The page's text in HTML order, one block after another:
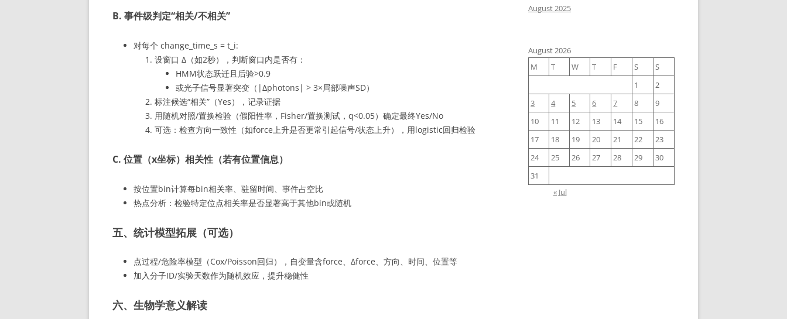
B. 事件级判定“相关/不相关”
对每个 change_time_s = t_i:
设窗口 Δ（如2秒），判断窗口内是否有：
HMM状态跃迁且后验>0.9
或光子信号显著突变（|Δphotons| > 3×局部噪声SD）
标注候选“相关”（Yes），记录证据
用随机对照/置换检验（假阳性率，Fisher/置换测试，q<0.05）确定最终Yes/No
可选：检查方向一致性（如force上升是否更常引起信号/状态上升），用logistic回归检验
C. 位置（x坐标）相关性（若有位置信息）
按位置bin计算每bin相关率、驻留时间、事件占空比
热点分析：检验特定位点相关率是否显著高于其他bin或随机
五、统计模型拓展（可选）
点过程/危险率模型（Cox/Poisson回归），自变量含force、Δforce、方向、时间、位置等
加入分子ID/实验天数作为随机效应，提升稳健性
六、生物学意义解读
August 2025
August 2026
M
T W T F S
S
1
2
3
4 5 6 7 8
9
10
11 12 13 14 15
16
17
18 19 20 21 22
23
24
25 26 27 28 29
30
31
« Jul